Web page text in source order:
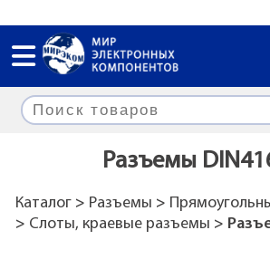
Разъемы
Каталог> Разъемы >
> Слоты, краевые разъемы >